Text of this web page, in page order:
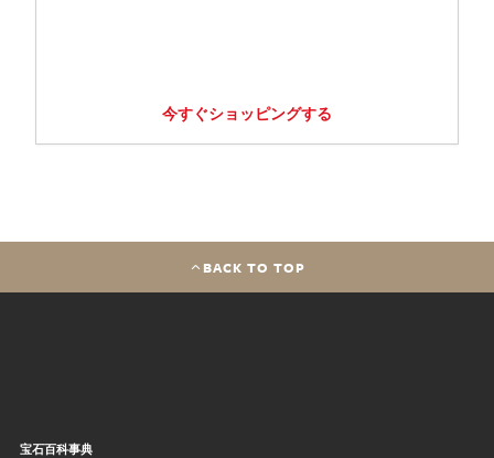
今すぐショッピングする
BACK TO TOP
宝石百科事典